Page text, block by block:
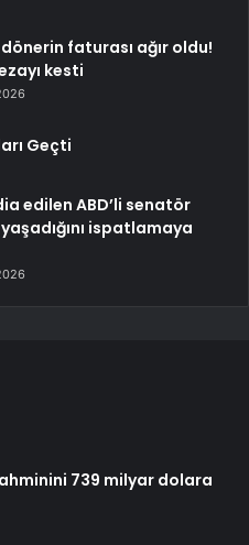
dönerin faturası ağır oldu!
kesti
Geçti
edilen ABD’li senatör
ispatlamaya
739 milyar dolara